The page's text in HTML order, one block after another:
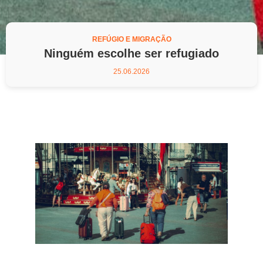
REFÚGIO E MIGRAÇÃO
Ninguém escolhe ser refugiado
25.06.2026